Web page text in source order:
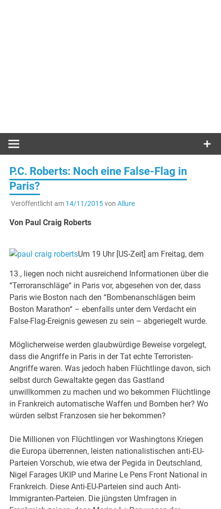
P.C. Roberts: Noch eine False-Flag in
Paris?
Veröffentlicht am 14/11/2015von Allure
Von Paul Craig Roberts
Um 19 Uhr [US-Zeit] am Freitag, dem
13., liegen noch nicht ausreichend Informationen über die
“Terroranschläge“ in Paris vor, abgesehen von der, dass
Paris wie Boston nach den “Bombenanschlägen beim
Boston Marathon“ – ebenfalls unter dem Verdacht ein
False-Flag-Ereignis gewesen zu sein – abgeriegelt wurde.
Möglicherweise werden glaubwürdige Beweise vorgelegt,
dass die Angriffe in Paris in der Tat echte Terroristen-
Angriffe waren. Was jedoch haben Flüchtlinge davon, sich
selbst durch Gewaltakte gegen das Gastland
unwillkommen zu machen und wo bekommen Flüchtlinge
in Frankreich automatische Waffen und Bomben her? Wo
würden selbst Franzosen sie her bekommen?
Die Millionen von Flüchtlingen vor Washingtons Kriegen
die Europa überrennen, leisten nationalistischen anti-EU-
Parteien Vorschub, wie etwa der Pegida in Deutschland,
Nigel Farages UKIP und Marine Le Pens Front National in
Frankreich. Diese Anti-EU-Parteien sind auch Anti-
Immigranten-Parteien. Die jüngsten Umfragen in